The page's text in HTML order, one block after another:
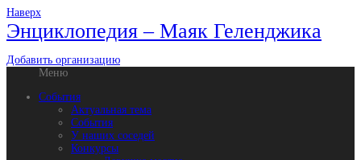
Наверх
Энциклопедия – Маяк Геленджика
Добавить организацию
Меню
События
Актуальная тема
События
У наших соседей
Конкурсы